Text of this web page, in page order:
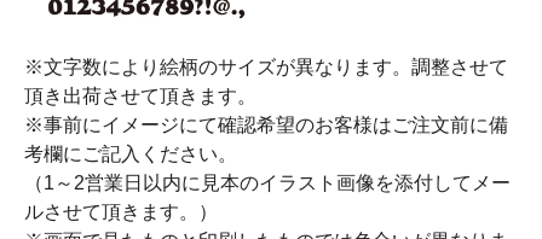
※文字数により絵柄のサイズが異なります。調整させて
頂き出荷させて頂きます。
※事前にイメージにて確認希望のお客様はご注文前に備
考欄にご記入ください。
（1～2営業日以内に見本のイラスト画像を添付してメー
ルさせて頂きます。）